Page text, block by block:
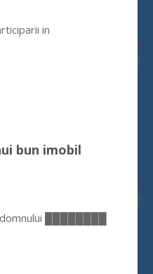
in
bun imobil
████████